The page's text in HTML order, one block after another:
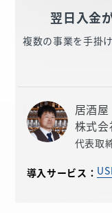
翌日入金
複数の事業を手掛
居酒屋
株式
代表取
導入サービス：